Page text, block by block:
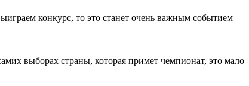
конкурс, то это станет очень важным событием
выборах страны, которая примет чемпионат, это мало